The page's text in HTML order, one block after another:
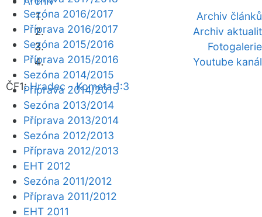
Archiv článků
Archiv aktualit
Fotogalerie
Youtube kanál
ČF1:Hradec - Kometa 1:3
Sezóna 2016/2017
Příprava 2016/2017
Sezóna 2015/2016
Příprava 2015/2016
Sezóna 2014/2015
Příprava 2014/2015
Sezóna 2013/2014
Příprava 2013/2014
Sezóna 2012/2013
Příprava 2012/2013
EHT 2012
Sezóna 2011/2012
Příprava 2011/2012
EHT 2011